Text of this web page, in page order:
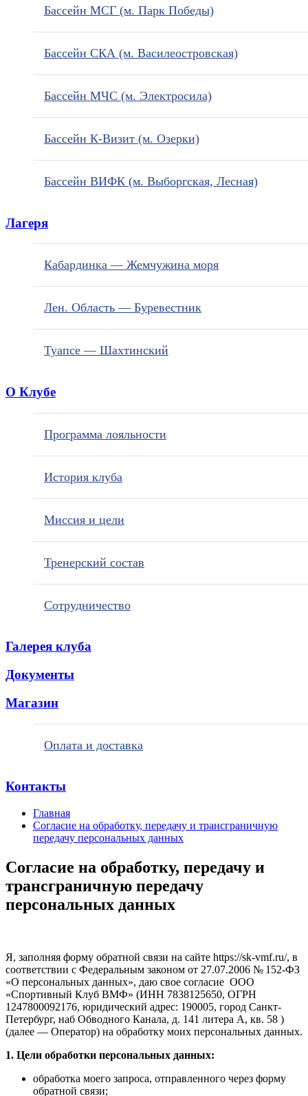
Бассейн МСГ (м. Парк Победы)
Бассейн СКА (м. Василеостровская)
Бассейн МЧС (м. Электросила)
Бассейн К-Визит (м. Озерки)
Бассейн ВИФК (м. Выборгская, Лесная)
Лагеря
Кабардинка — Жемчужина моря
Лен. Область — Буревестник
Туапсе — Шахтинский
О Клубе
Программа лояльности
История клуба
Миссия и цели
Тренерский состав
Сотрудничество
Галерея клуба
Документы
Магазин
Оплата и доставка
Контакты
Главная
Согласие на обработку, передачу и трансграничную
передачу персональных данных
Согласие на обработку, передачу и
трансграничную передачу
персональных данных
Я, заполняя форму обратной связи на сайте https://sk-vmf.ru/, в
соответствии с Федеральным законом от 27.07.2006 № 152-ФЗ
«О персональных данных», даю свое согласие ООО
«Спортивный Клуб ВМФ» (ИНН 7838125650, ОГРН
1247800092176, юридический адрес: 190005, город Санкт-
Петербург, наб Обводного Канала, д. 141 литера А, кв. 58 )
(далее — Оператор) на обработку моих персональных данных.
1. Цели обработки персональных данных:
обработка моего запроса, отправленного через форму
обратной связи;